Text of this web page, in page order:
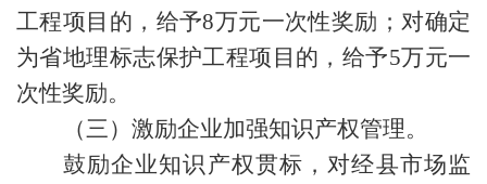
工程项目的，给予8万元一次性奖励；对确定
为省地理标志保护工程项目的，给予5万元一
次性奖励。
（三）激励企业加强知识产权管理。
鼓励企业知识产权贯标，对经县市场监